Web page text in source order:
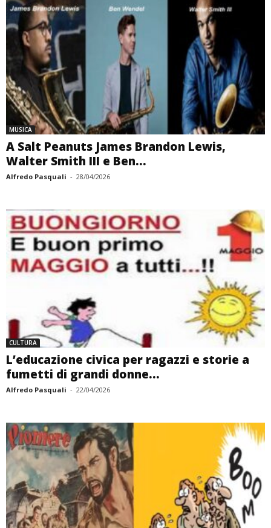
MUSICA
A Salt Peanuts James Brandon Lewis,
Walter Smith III e Ben...
Alfredo Pasquali - 28/04/2026
CULTURA
L’educazione civica per ragazzi e storie a
fumetti di grandi donne...
Alfredo Pasquali - 22/04/2026